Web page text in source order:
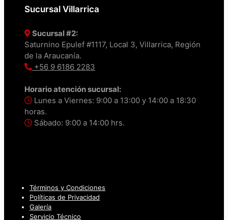
Sucursal Villarrica
Sucursal #2:
Saturnino Epulef #1117, Local 3, Villarrica, Región
de la Araucanía.
+56 9 6186 2283
Horario atención sucursal:
Lunes a Viernes: 9:00 a 13:00 y 14:00 a 18:30
horas.
Sábado: 9:00 a 14:00 hrs.
Términos y Condiciones
Políticas de Privacidad
Galería
Servicio Técnico